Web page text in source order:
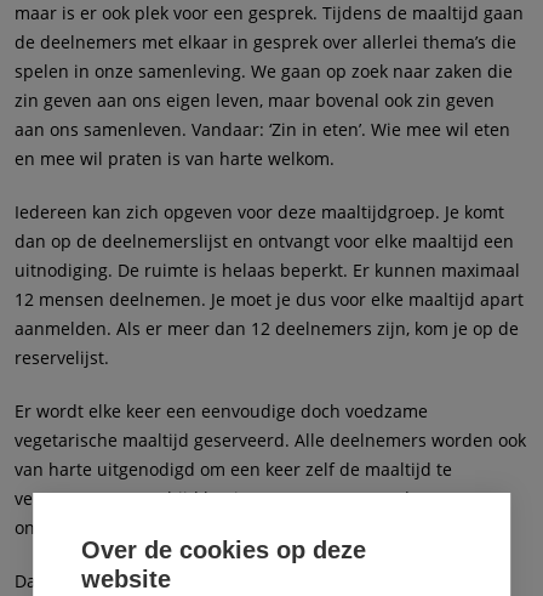
Over de cookies op deze
website
maar is er ook plek voor een gesprek. Tijdens de maaltijd gaan
de deelnemers met elkaar in gesprek over allerlei thema’s die
spelen in onze samenleving. We gaan op zoek naar zaken die
zin geven aan ons eigen leven, maar bovenal ook zin geven
aan ons samenleven. Vandaar: ‘Zin in eten’. Wie mee wil eten
en mee wil praten is van harte welkom.
Iedereen kan zich opgeven voor deze maaltijdgroep. Je komt
dan op de deelnemerslijst en ontvangt voor elke maaltijd een
uitnodiging. De ruimte is helaas beperkt. Er kunnen maximaal
12 mensen deelnemen. Je moet je dus voor elke maaltijd apart
aanmelden. Als er meer dan 12 deelnemers zijn, kom je op de
reservelijst.
Er wordt elke keer een eenvoudige doch voedzame
vegetarische maaltijd geserveerd. Alle deelnemers worden ook
van harte uitgenodigd om een keer zelf de maaltijd te
verzorgen. De maaltijd begint om 18.00 uur en duurt tot
ongeveer 19.30 uur.
Data 2025 ( onder voorbehoud):